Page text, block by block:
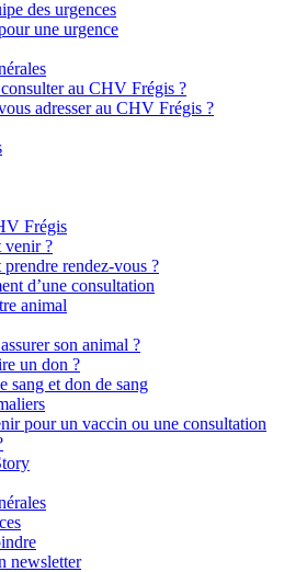
des urgences
une urgence
au CHV Frégis ?
adresser au CHV Frégis ?
Frégis
venir ?
rendez-vous ?
d’une consultation
animal
son animal ?
un don ?
sang et don de sang
pour un vaccin ou une consultation
newsletter